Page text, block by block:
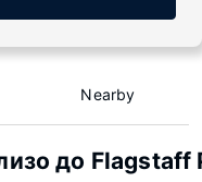
Nearby
до Flagstaff